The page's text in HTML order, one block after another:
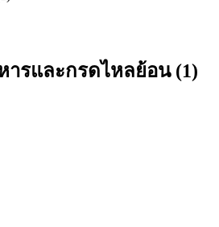
ารและกรดไหลย้อน (1)